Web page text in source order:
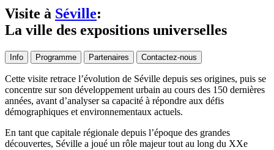
Visite à Séville:
La ville des expositions universelles
Info Programme Partenaires Contactez-nous
Cette visite retrace l’évolution de Séville depuis ses origines, puis se
concentre sur son développement urbain au cours des 150 dernières
années, avant d’analyser sa capacité à répondre aux défis
démographiques et environnementaux actuels.
En tant que capitale régionale depuis l’époque des grandes
découvertes, Séville a joué un rôle majeur tout au long du XXe